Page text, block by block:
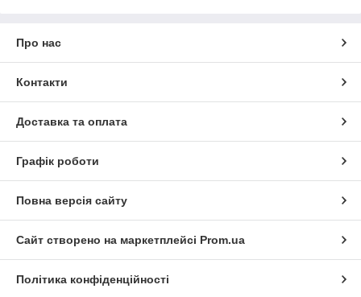
Про нас
Контакти
Доставка та оплата
Графік роботи
Повна версія сайту
Сайт створено на маркетплейсі Prom.ua
Політика конфіденційності